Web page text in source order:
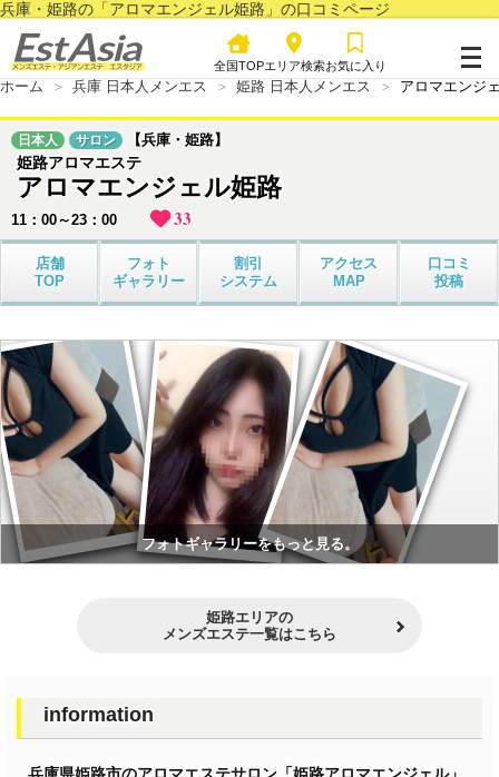
兵庫・姫路の「アロマエンジェル姫路」の口コミページ
全国TOPエリア検索お気に入り
ホーム 兵庫 日本人メンエス 姫路 日本人メンエス アロマエンジ
日本人 サロン 【兵庫・姫路】
姫路アロマエステ
アロマエンジェル姫路
11：00～23：00 33
店舗
TOP
フォト
ギャラリー
割引
システム
アクセス
MAP
口コミ
投稿
フォトギャラリーをもっと見る。
姫路エリアの
メンズエステ一覧はこちら
information